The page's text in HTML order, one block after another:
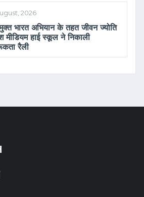
2026
भारत अभियान के तहत जीवन ज्योति
मीडियम हाई स्कूल ने निकाली
रैली